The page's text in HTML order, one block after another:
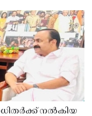
നൽകിയ